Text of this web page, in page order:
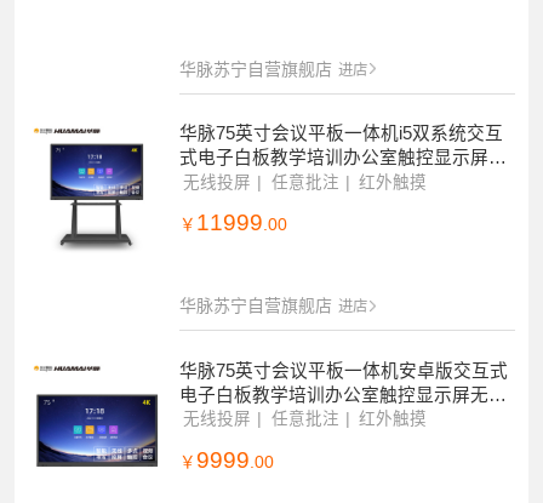
华脉苏宁自营旗舰店 进店
华脉75英寸会议平板一体机i5双系统交互
式电子白板教学培训办公室触控显示屏无
线投屏电视机4K智慧大屏HM-DA70BR
无线投屏 任意批注 红外触摸
￥ 11999.00
华脉苏宁自营旗舰店 进店
华脉75英寸会议平板一体机安卓版交互式
电子白板教学培训办公室触控显示屏无线
投屏电视机4K智慧大屏HM-DA70BR
无线投屏 任意批注 红外触摸
￥ 9999.00